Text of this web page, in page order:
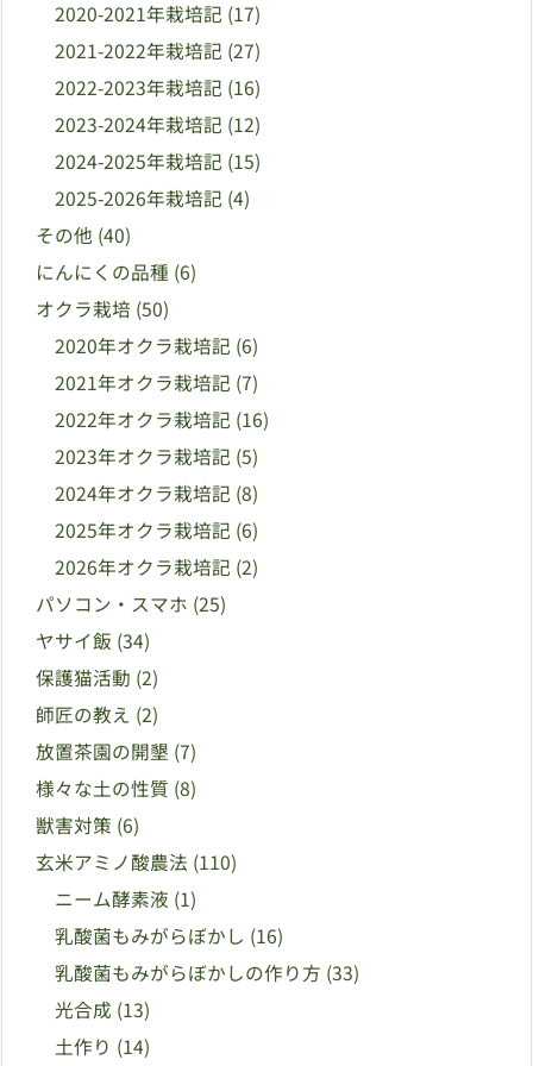
2020-2021年栽培記 (17)
2021-2022年栽培記 (27)
2022-2023年栽培記 (16)
2023-2024年栽培記 (12)
2024-2025年栽培記 (15)
2025-2026年栽培記 (4)
その他 (40)
にんにくの品種 (6)
オクラ栽培 (50)
2020年オクラ栽培記 (6)
2021年オクラ栽培記 (7)
2022年オクラ栽培記 (16)
2023年オクラ栽培記 (5)
2024年オクラ栽培記 (8)
2025年オクラ栽培記 (6)
2026年オクラ栽培記 (2)
パソコン・スマホ (25)
ヤサイ飯 (34)
保護猫活動 (2)
師匠の教え (2)
放置茶園の開墾 (7)
様々な土の性質 (8)
獣害対策 (6)
玄米アミノ酸農法 (110)
ニーム酵素液 (1)
乳酸菌もみがらぼかし (16)
乳酸菌もみがらぼかしの作り方 (33)
光合成 (13)
土作り (14)